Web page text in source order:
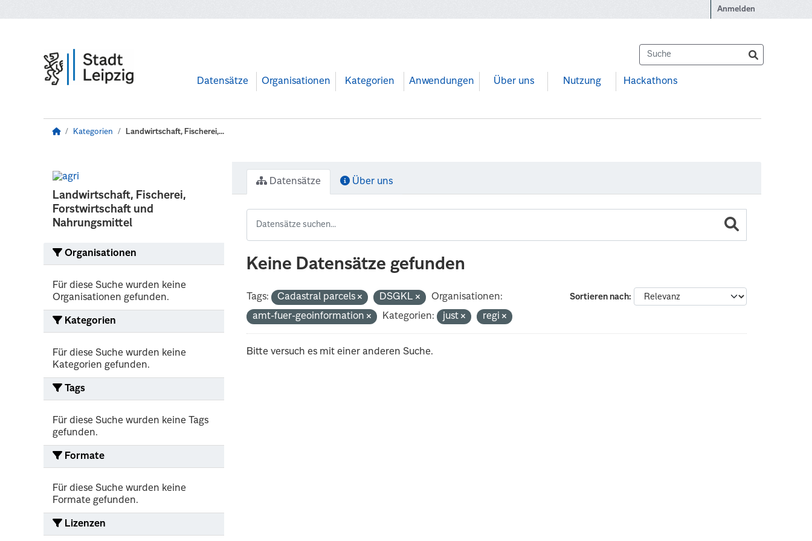
Anmelden
Datensätze Organisationen Kategorien Anwendungen Über uns Nutzung Hackathons
Kategorien Landwirtschaft, Fischerei,...
Landwirtschaft, Fischerei,
Forstwirtschaft und
Nahrungsmittel
Organisationen
Für diese Suche wurden keine
Organisationen gefunden.
Kategorien
Für diese Suche wurden keine
Kategorien gefunden.
Tags
Für diese Suche wurden keine Tags
gefunden.
Formate
Für diese Suche wurden keine
Formate gefunden.
Lizenzen
Datensätze Über uns
Keine Datensätze gefunden
Sortieren nach
Tags: Cadastral parcels DSGKL
Organisationen:
amt-fuer-geoinformation
Kategorien: just regi
Bitte versuch es mit einer anderen Suche.